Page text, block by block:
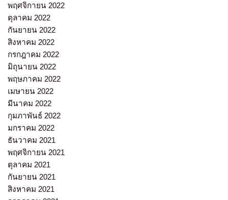
พฤศจิกายน 2022
ตุลาคม 2022
กันยายน 2022
สิงหาคม 2022
กรกฎาคม 2022
มิถุนายน 2022
พฤษภาคม 2022
เมษายน 2022
มีนาคม 2022
กุมภาพันธ์ 2022
มกราคม 2022
ธันวาคม 2021
พฤศจิกายน 2021
ตุลาคม 2021
กันยายน 2021
สิงหาคม 2021